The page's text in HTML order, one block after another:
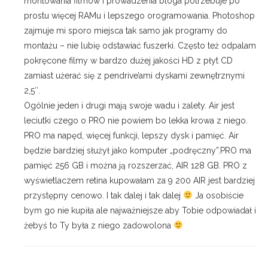
prostu więcej RAMu i lepszego orogramowania. Photoshop
zajmuje mi sporo miejsca tak samo jak programy do
montażu – nie lubię odstawiać fuszerki. Często też odpalam
pokręcone filmy w bardzo dużej jakości HD z płyt CD
zamiast użerać się z pendrive’ami dyskami zewnętrznymi
2,5″.
Ogólnie jeden i drugi mają swoje wadu i zalety. Air jest
leciutki czego o PRO nie powiem bo lekka krowa z niego.
PRO ma napęd, więcej funkcji, lepszy dysk i pamięć. Air
będzie bardziej służył jako komputer „podręczny”.PRO ma
pamięć 256 GB i można ją rozszerzać, AIR 128 GB. PRO z
wyświetlaczem retina kupowałam za 9 200 AIR jest bardziej
przystępny cenowo. I tak dalej i tak dalej
Ja osobiście
bym go nie kupiła ale najważniejsze aby Tobie odpowiadał i
żebyś to Ty była z niego zadowolona